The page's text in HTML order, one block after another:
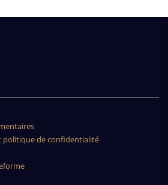
politique de confidentialité